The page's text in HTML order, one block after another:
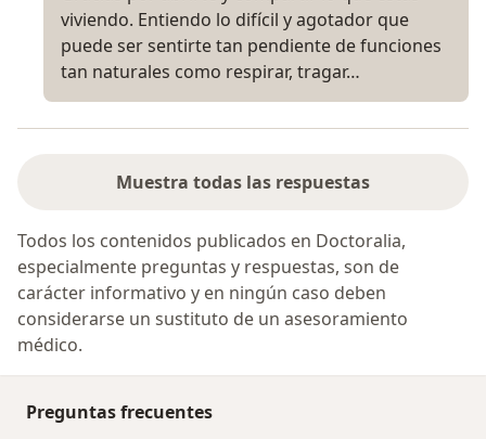
viviendo. Entiendo lo difícil y agotador que
puede ser sentirte tan pendiente de funciones
tan naturales como respirar, tragar…
Muestra todas las respuestas
Todos los contenidos publicados en Doctoralia,
especialmente preguntas y respuestas, son de
carácter informativo y en ningún caso deben
considerarse un sustituto de un asesoramiento
médico.
Preguntas frecuentes